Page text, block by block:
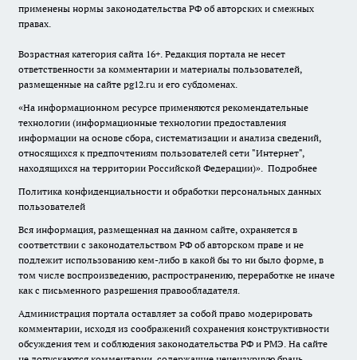
применены нормы законодательства РФ об авторских и смежных
правах.
Возрастная категория сайта 16+. Редакция портала не несет
ответственности за комментарии и материалы пользователей,
размещенные на сайте pg12.ru и его субдоменах.
«На информационном ресурсе применяются рекомендательные
технологии (информационные технологии предоставления
информации на основе сбора, систематизации и анализа сведений,
относящихся к предпочтениям пользователей сети "Интернет",
находящихся на территории Российской Федерации)». Подробнее
Политика конфиденциальности и обработки персональных данных
пользователей
Вся информация, размещенная на данном сайте, охраняется в
соответствии с законодательством РФ об авторском праве и не
подлежит использованию кем-либо в какой бы то ни было форме, в
том числе воспроизведению, распространению, переработке не иначе
как с письменного разрешения правообладателя.
Администрация портала оставляет за собой право модерировать
комментарии, исходя из соображений сохранения конструктивности
обсуждения тем и соблюдения законодательства РФ и РМЭ. На сайте